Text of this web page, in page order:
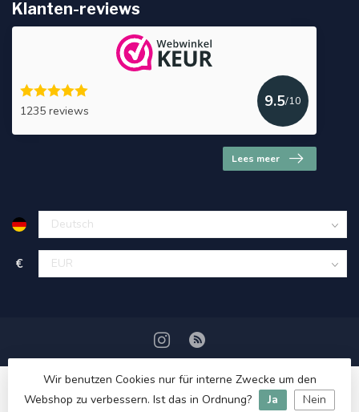
Klanten-reviews
1235 reviews
9.5/10
Lees meer
€
Wir benutzen Cookies nur für interne Zwecke um den
Webshop zu verbessern. Ist das in Ordnung?
Ja Nein